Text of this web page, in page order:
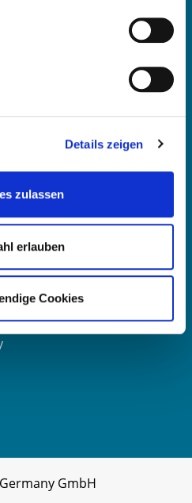
Details zeigen
zulassen
erlauben
Cookies
GmbH